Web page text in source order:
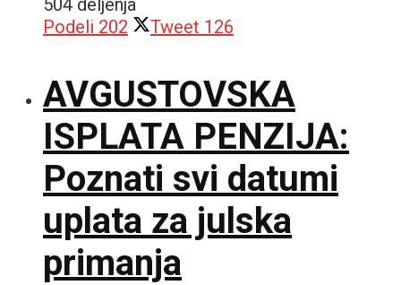
Podeli 202 Tweet 126
AVGUSTOVSKA
ISPLATA PENZIJA:
Poznati svi datumi
uplata za julska
primanja